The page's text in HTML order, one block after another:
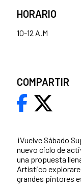
¡Vuelve Sábado
nuevo ciclo de
una propuesta
Artístico
grandes pintores
HORARIO
10-12 A.M
COMPARTIR